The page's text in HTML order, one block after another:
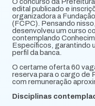
edital publicado e
organizadora a
(FCPC). Pensando
desenvolveu um curso
contemplando
Específicos, garantindo
perfil da banca.
O certame oferta 60
reserva para o cargo de
com remuneração
Disciplinas